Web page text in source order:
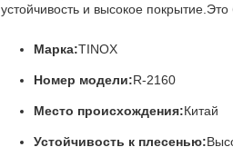
устойчивость и высокое
Марка:TINOX
Номер модели:R-2160
Место происхождения:Китай
Устойчивость к плесенью: